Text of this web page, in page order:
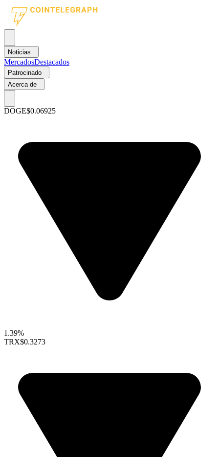
Noticias
MercadosDestacados
Patrocinado
Acerca de
DOGE$0.06925
1.39%
TRX$0.3273